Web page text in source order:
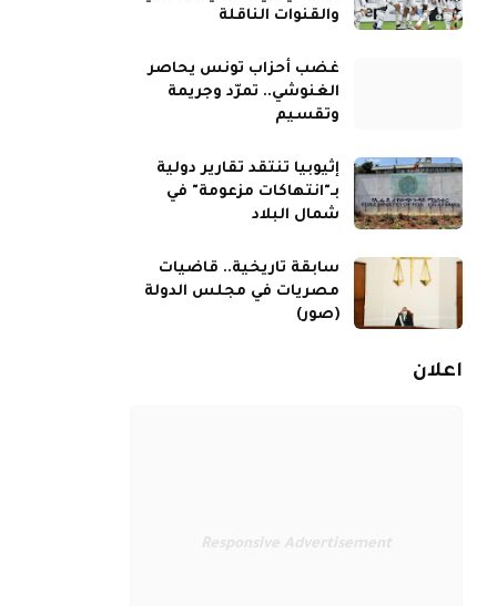
والقنوات الناقلة
غضب أحزاب تونس يحاصر
الغنوشي.. تمرّد وجريمة
وتقسيم
إثيوبيا تنتقد تقارير دولية
بـ"انتهاكات مزعومة" في
شمال البلاد
سابقة تاريخية.. قاضيات
مصريات في مجلس الدولة
(صور)
اعلان
Responsive Advertisement